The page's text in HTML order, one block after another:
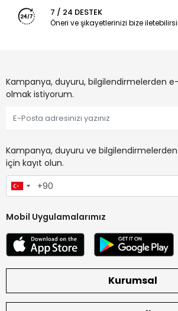
7 / 24 DESTEK
Öneri ve şikayetlerinizi bize
Kampanya, duyuru, bilgilendirmelerden
olmak istiyorum.
Kampanya, duyuru ve
için kayıt olun.
Mobil Uygulamalarımız
Kurumsal